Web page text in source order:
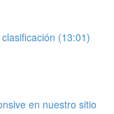
(13:01)
en nuestro sitio